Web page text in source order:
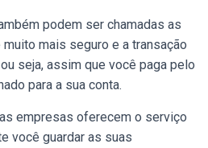
podem ser chamadas as
mais seguro e a transação
seja, assim que você paga pelo
para a sua conta.
empresas oferecem o serviço
você guardar as suas